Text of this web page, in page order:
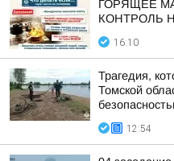
ГОРЯЩЕЕ
КОНТРОЛЬ
16:10
Трагедия,
Томской
12:54